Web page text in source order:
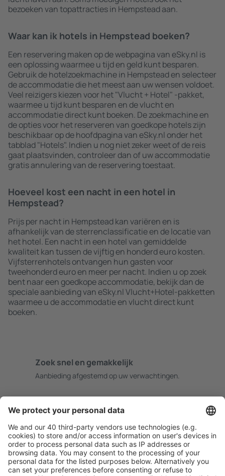
bezoeken van topattracties in Hempstead aan.
Waar kan ik hotels in Hempstead boeken?
Een reservering maken op de webpagina van eSky.nl is
een oplossing waarmee u tijd en geld kunt besparen.
Gebruik de hotelzoekmachine in Hempstead en selecteer
de accommodatie die het meest aan uw wensen voldoet.
Veel reizigers kiezen voor het "Vlucht + Hotel" -pakket,
waarmee u tijd kunt besparen en de vlucht en
accommodatie direct kunt boeken. De zoekmachine en
de opties voor het reserveren van goedkope hotels zijn
beschikbaar op de hoofdpagina van eSky.nl onder het
tabblad "Hotels". Indien u nog niet zeker weet of de reis
gaat plaatsvinden, controleer dan of uw accommodatie
gratis annulering van de reservering toestaat.
Hoeveel kost een nacht in een hotel in
Hempstead?
Prijs per nacht in Hempstead kan variëren en is
afhankelijk van de sterrenclassificatie en de locatie van
het hotel. Een nacht in een hotel van gemiddelde
kwaliteit kan tussen de vijftig en honderd euro kosten.
Vijfsterrenhotels ontvangen hun gasten voor
tweehonderd euro en meer per nacht. Indien u op zoek
bent naar een goedkope accommodatie, bekijk dan de
speciale aanbieding van eSky.nl Vlucht+Hotel-pakketten
waarmee u de accommodatie en vlucht direct kunt
boeken.
Zoek snel en gemakkelijk
Aanbieding afgestemd op uw verwachtingen.
Plan veilig
Bespaar meer
Reisaanbiedingen en speciale aanbiedingen voor
geregistreerde gebruikers.